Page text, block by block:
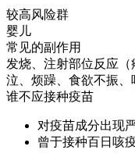
较高风险群
婴儿
常见的副作用
发烧、注射部位反应
泣、烦躁、食欲不振
谁不应接种疫苗
对疫苗成分出现
曾于接种百日咳